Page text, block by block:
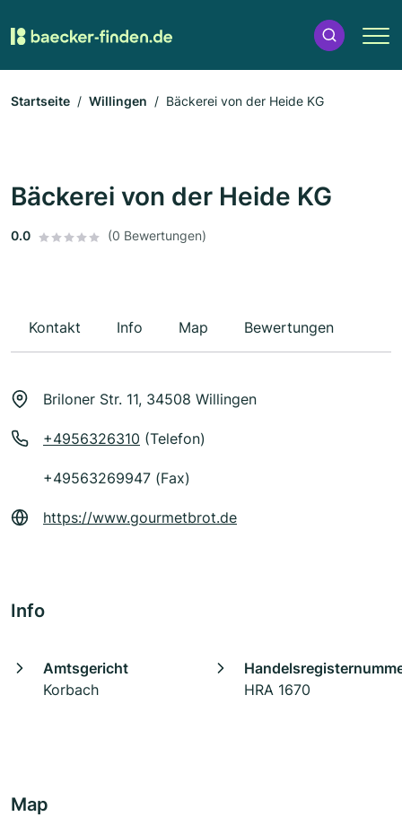
Startseite Willingen Bäckerei von der Heide KG
Bäckerei von der Heide KG
0.0 (0 Bewertungen)
Kontakt Info Map Bewertungen
Briloner Str. 11, 34508 Willingen
+4956326310 (Telefon)
+49563269947 (Fax)
https://www.gourmetbrot.de
Info
Amtsgericht
Korbach
HRA 1670
Map